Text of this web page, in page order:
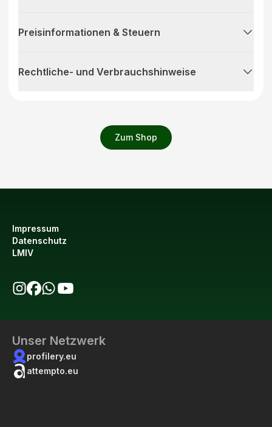
Zum Shop
Preisinformationen & Steuern
Rechtliche- und Verbrauchshinweise
Impressum
Datenschutz
LMIV
Unser Netzwerk
profilery.eu
attempto.eu